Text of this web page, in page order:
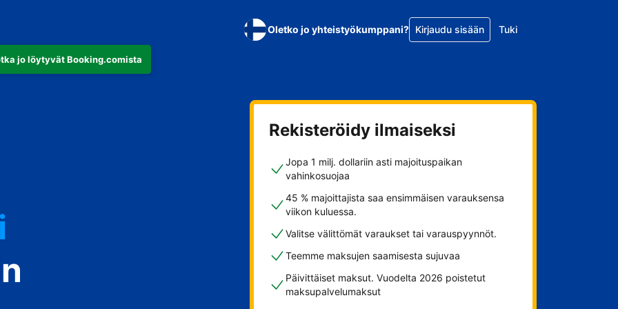
jo löytyvät Booking.comista
Oletko jo yhteistyökumppani? Kirjaudu sisään Tuki
Rekisteröidy ilmaiseksi
Jopa 1 milj. dollariin asti majoituspaikan
vahinkosuojaa
45 % majoittajista saa ensimmäisen varauksensa
viikon kuluessa.
Valitse välittömät varaukset tai varauspyynnöt.
Teemme maksujen saamisesta sujuvaa
Päivittäiset maksut. Vuodelta 2026 poistetut
maksupalvelumaksut